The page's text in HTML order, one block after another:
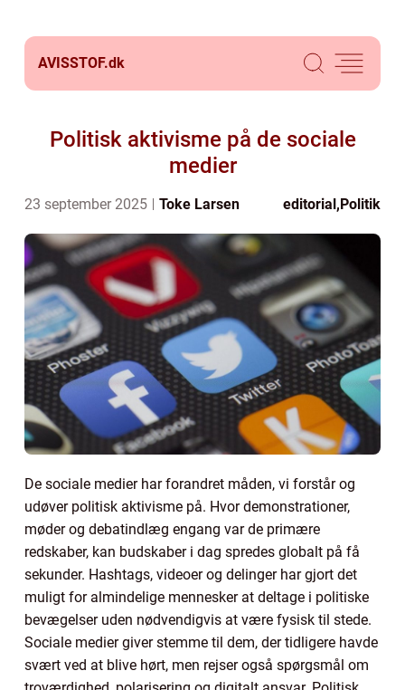
AVISSTOF.dk
Politisk aktivisme på de sociale
medier
23 september 2025 Toke Larsen editorial,Politik
De sociale medier har forandret måden, vi forstår og
udøver politisk aktivisme på. Hvor demonstrationer,
møder og debatindlæg engang var de primære
redskaber, kan budskaber i dag spredes globalt på få
sekunder. Hashtags, videoer og delinger har gjort det
muligt for almindelige mennesker at deltage i politiske
bevægelser uden nødvendigvis at være fysisk til stede.
Sociale medier giver stemme til dem, der tidligere havde
svært ved at blive hørt, men rejser også spørgsmål om